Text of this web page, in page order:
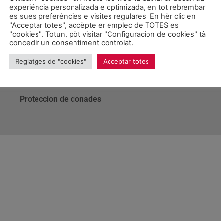
es diuèrses prediccions damb mapes sensibles de facil
Proteccion de donades
experiéncia personalizada e optimizada, en tot rebrembar
es sues preferéncies e visites regulares. En hèr clic en
"Acceptar totes", accèpte er emplec de TOTES es
"cookies". Totun, pòt visitar "Configuracion de cookies" tà
concedir un consentiment controlat.
Reglatges de "cookies" Acceptar totes